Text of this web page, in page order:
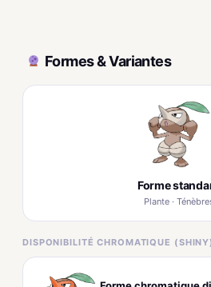
Formes & Variantes
Forme
Plante ·
DISPONIBILITÉ CHROMATIQUE